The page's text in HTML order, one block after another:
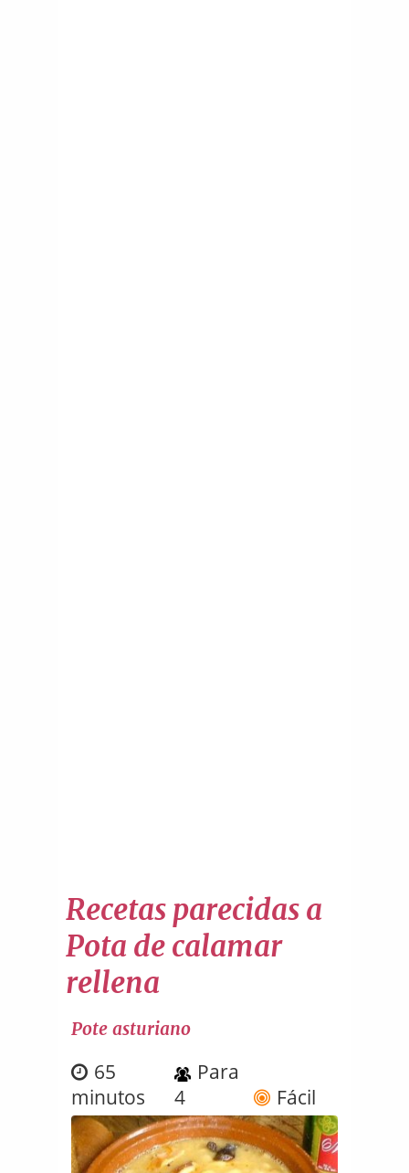
Recetas parecidas a
Pota de calamar
rellena
Pote asturiano
65
minutos
Para
4
Fácil